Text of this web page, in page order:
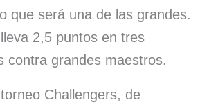
que será una de las grandes.
2,5 puntos en tres
contra grandes maestros.
Challengers, de